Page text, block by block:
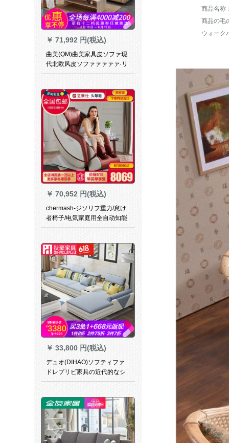
￥ 71,992 円(税込)
曲美(QM)曲美家具皮ソファ现
代北欧风皮ソファァァァァ·リ
ングの大きさと部屋型ソファ
た。
￥ 70,952 円(税込)
chermash-ジソリフ重力/怠け
者椅子/电気家庭用全自动知能
全身もみ椅子M 010睿智蓝30-
￥ 33,800 円(税込)
デュオ(DIHAO)ソフティファ
ドレプリビ家具の近代的なシ
ンプロプロプロプロプロプロ
ズを组み合わせた北欧スタイ
ルのソウプププ85
商品の毛